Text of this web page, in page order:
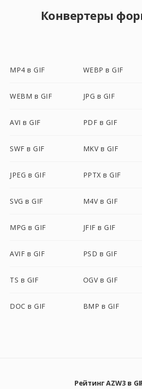
Конвертеры
MP4 в GIF WEBP в GIF
WEBM в GIF JPG в GIF
AVI в GIF PDF в GIF
SWF в GIF MKV в GIF
JPEG в GIF PPTX в GIF
SVG в GIF M4V в GIF
MPG в GIF JFIF в GIF
AVIF в GIF PSD в GIF
TS в GIF OGV в GIF
DOC в GIF BMP в GIF
Рейтинг AZW3 в